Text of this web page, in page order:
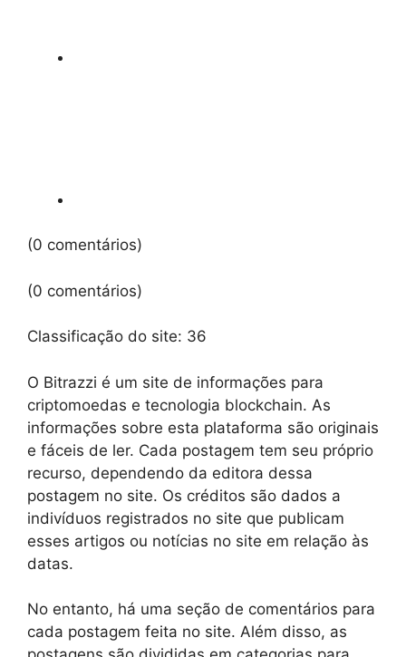
(0 comentários)
(0 comentários)
Classificação do site: 36
O Bitrazzi é um site de informações para
criptomoedas e tecnologia blockchain. As
informações sobre esta plataforma são originais
e fáceis de ler. Cada postagem tem seu próprio
recurso, dependendo da editora dessa
postagem no site. Os créditos são dados a
indivíduos registrados no site que publicam
esses artigos ou notícias no site em relação às
datas.
No entanto, há uma seção de comentários para
cada postagem feita no site. Além disso, as